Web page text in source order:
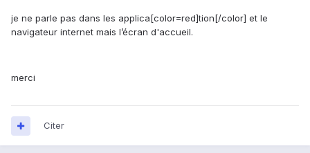
je ne parle pas dans les applica[color=red]tion[/color] et le
navigateur internet mais l’écran d'accueil.
merci
Citer